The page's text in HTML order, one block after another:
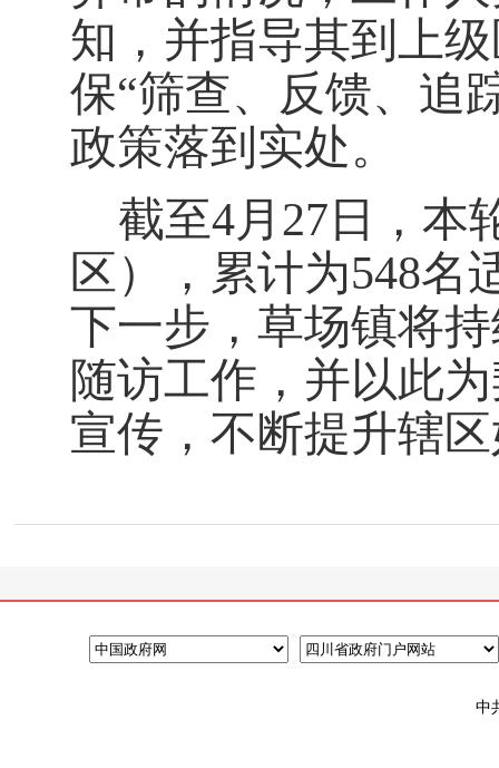
知，并指导其到上
保“筛查、 反馈、 追
政策落到实处。
截至4月 27 日，本
区），累计为548名
下一步，草场镇将
随访工作，并以此
宣传，不断提升辖
中